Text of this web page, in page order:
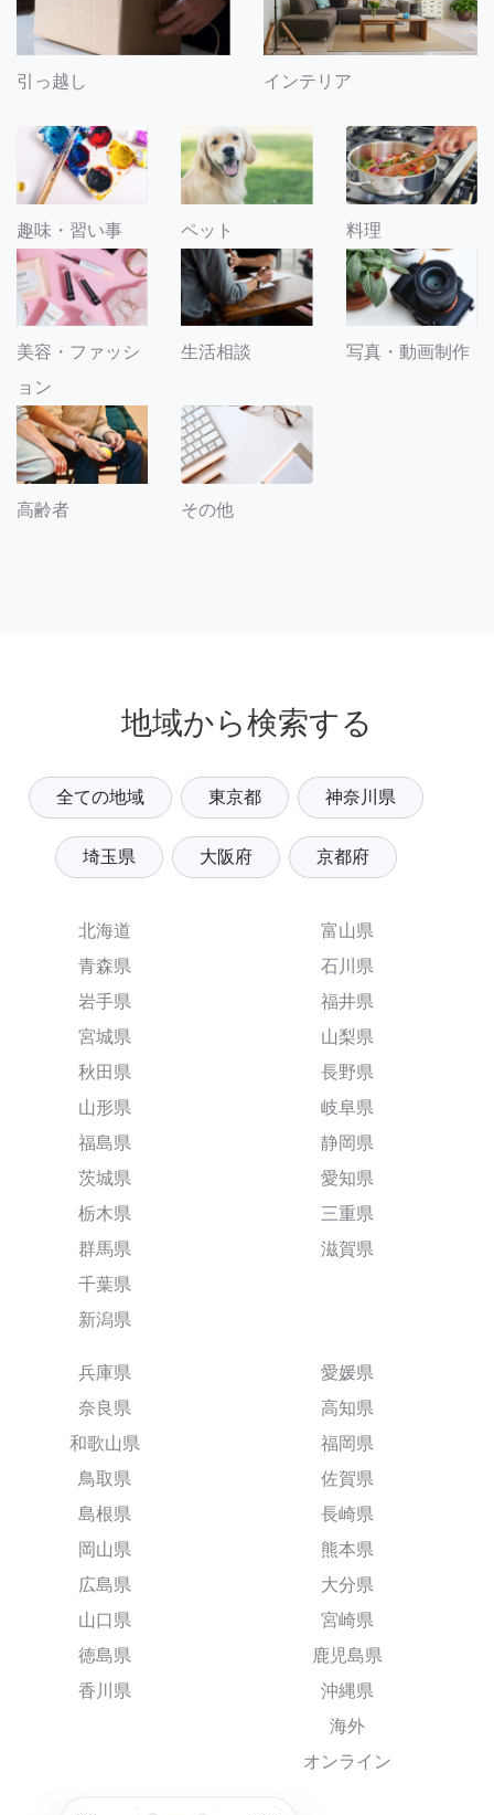
引っ越し インテリア
趣味・習い事 ペット 料理
美容・ファッシ
ョン
生活相談 写真・動画制作
高齢者 その他
地域から検索する
全ての地域 東京都 神奈川県
埼玉県 大阪府 京都府
北海道
青森県
岩手県
宮城県
秋田県
山形県
福島県
茨城県
栃木県
群馬県
千葉県
新潟県
富山県
石川県
福井県
山梨県
長野県
岐阜県
静岡県
愛知県
三重県
滋賀県
兵庫県
奈良県
和歌山県
鳥取県
島根県
岡山県
広島県
山口県
徳島県
香川県
愛媛県
高知県
福岡県
佐賀県
長崎県
熊本県
大分県
宮崎県
鹿児島県
沖縄県
海外
オンライン